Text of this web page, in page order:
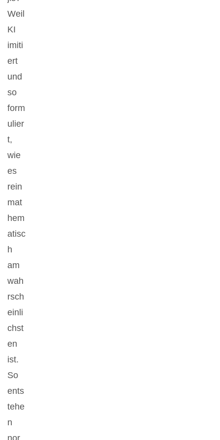
Weil
KI
imiti
ert
und
so
form
ulier
t,
wie
es
rein
mat
hem
atisc
h
am
wah
rsch
einli
chst
en
ist.
So
ents
tehe
n
nor